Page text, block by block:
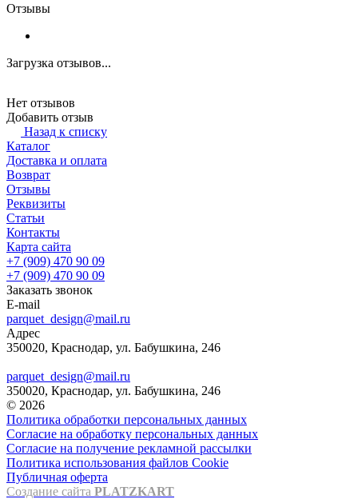
Отзывы
Загрузка отзывов...
Нет отзывов
Добавить отзыв
Назад к списку
Каталог
Доставка и оплата
Возврат
Отзывы
Реквизиты
Статьи
Контакты
Карта сайта
+7 (909) 470 90 09
+7 (909) 470 90 09
Заказать звонок
E-mail
parquet_design@mail.ru
Адрес
350020, Краснодар, ул. Бабушкина, 246
parquet_design@mail.ru
350020, Краснодар, ул. Бабушкина, 246
© 2026
Политика обработки персональных данных
Согласие на обработку персональных данных
Согласие на получение рекламной рассылки
Политика использования файлов Cookie
Публичная оферта
Создание сайта PLATZKART